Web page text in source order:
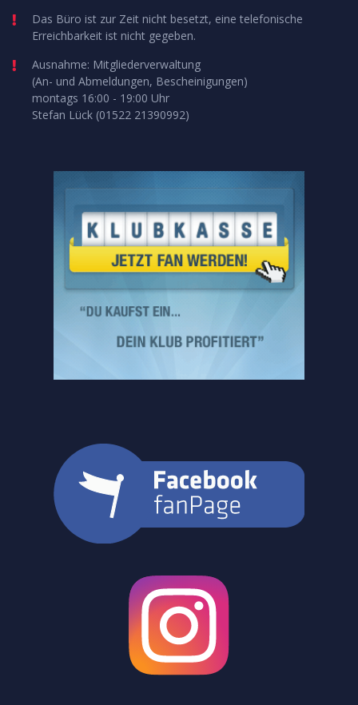
Das Büro ist zur Zeit nicht besetzt, eine telefonische
Erreichbarkeit ist nicht gegeben.
Ausnahme: Mitgliederverwaltung
(An- und Abmeldungen, Bescheinigungen)
montags 16:00 - 19:00 Uhr
Stefan Lück (01522 21390992)